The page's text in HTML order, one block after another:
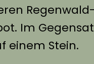
Im
einem Stein.